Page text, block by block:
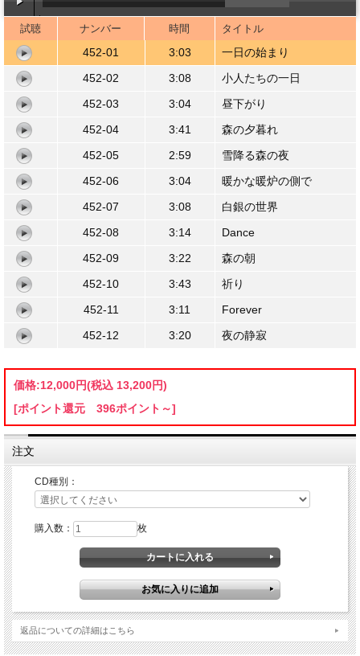
/03:03
試聴 ナンバー 時間 タイトル
452-01 3:03
一日の始まり
452-02
3:08
小人たちの一日
452-03
3:04
昼下がり
452-04
3:41
森の夕暮れ
452-05
2:59
雪降る森の夜
452-06
3:04
暖かな暖炉の側で
452-07
3:08
白銀の世界
452-08
3:14
Dance
452-09
3:22
森の朝
452-10
3:43
祈り
452-11
3:11
Forever
452-12
3:20 夜の静寂
価格:12,000円(税込 13,200円)
[ポイント還元 396ポイント～]
注文
CD種別：
購入数： 枚
返品についての詳細はこちら